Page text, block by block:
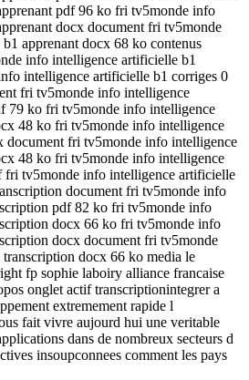
pdf 96 ko fri tv5monde info
docx document fri tv5monde
apprenant docx 68 ko contenus
info intelligence artificielle b1
intelligence artificielle b1 corriges 0
fri tv5monde info intelligence
79 ko fri tv5monde info intelligence
48 ko fri tv5monde info intelligence
document fri tv5monde info intelligence
48 ko fri tv5monde info intelligence
fri tv5monde info intelligence artificielle
document fri tv5monde info
pdf 82 ko fri tv5monde info
docx 66 ko fri tv5monde info
docx document fri tv5monde
docx 66 ko media le
fp sophie laboiry alliance francaise
onglet actif transcriptionintegrer a
extremement rapide l
fait vivre aujourd hui une veritable
dans de nombreux secteurs d
insoupconnees comment les pays